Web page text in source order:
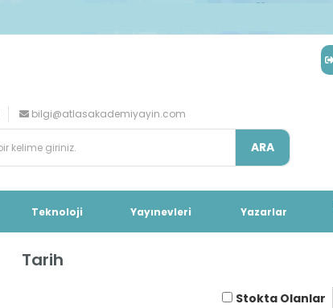
bilgi@atlasakademiyayin.com
ARA
Teknoloji Yayınevleri Yazarlar
Tarih
Stokta Olanlar